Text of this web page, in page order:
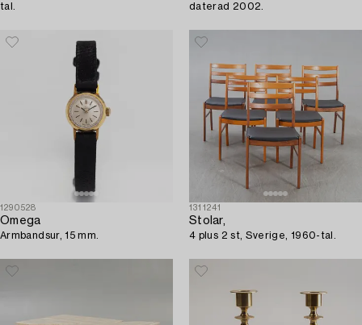
tal.
daterad 2002.
1290528
Omega
Armbandsur, 15 mm.
1311241
Stolar,
4 plus 2 st, Sverige, 1960-tal.